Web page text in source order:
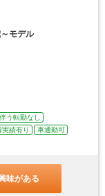
モデル
う転勤なし
績有り
車通勤可
味がある